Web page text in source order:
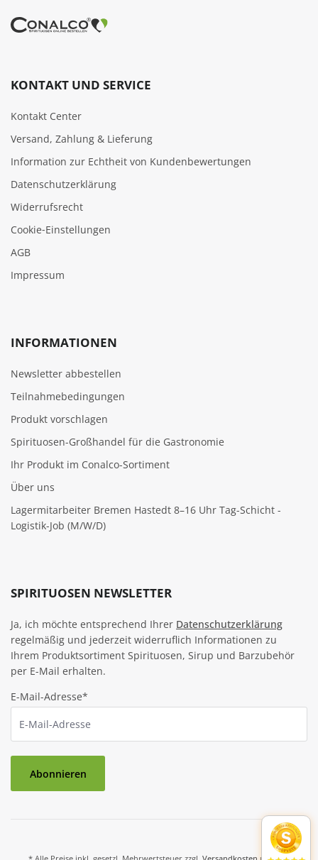
KONTAKT UND SERVICE
Kontakt Center
Versand, Zahlung & Lieferung
Information zur Echtheit von Kundenbewertungen
Datenschutzerklärung
Widerrufsrecht
Cookie‑Einstellungen
AGB
Impressum
INFORMATIONEN
Newsletter abbestellen
Teilnahmebedingungen
Produkt vorschlagen
Spirituosen-Großhandel für die Gastronomie
Ihr Produkt im Conalco-Sortiment
Über uns
Lagermitarbeiter Bremen Hastedt 8–16 Uhr Tag-Schicht -
Logistik-Job (M/W/D)
SPIRITUOSEN NEWSLETTER
Ja, ich möchte entsprechend Ihrer Datenschutzerklärung
regelmäßig und jederzeit widerruflich Informationen zu
Ihrem Produktsortiment Spirituosen, Sirup und Barzubehör
per E-Mail erhalten.
E-Mail-Adresse*
Abonnieren